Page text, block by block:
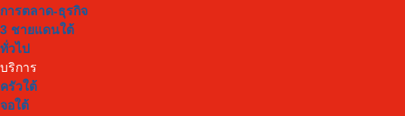
การตลาด-ธุรกิจ
3 ชายแดนใต้
ทั่วไป
บริการ
ครัวใต้
จอใต้